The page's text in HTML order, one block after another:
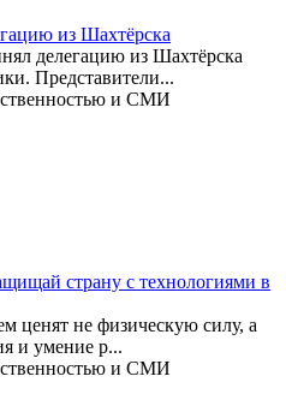
из Шахтёрска
делегацию из Шахтёрска
Представители...
и СМИ
страну с технологиями в
ценят не физическую силу, а
и умение р...
и СМИ